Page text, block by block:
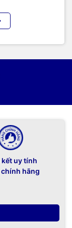
kết uy tính
hãng